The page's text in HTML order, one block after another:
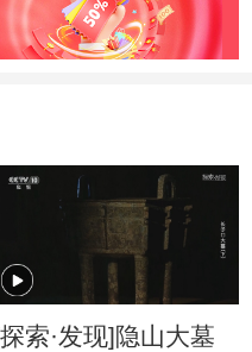
索·发现]隐山大墓